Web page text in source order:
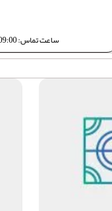
ساعت تماس: 09:00 – 14:00 و 16:00 – 21:00